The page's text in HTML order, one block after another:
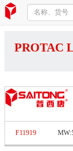
PROTAC
F11919